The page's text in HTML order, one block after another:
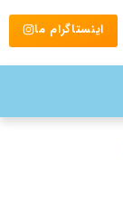
اینستاگرام ما